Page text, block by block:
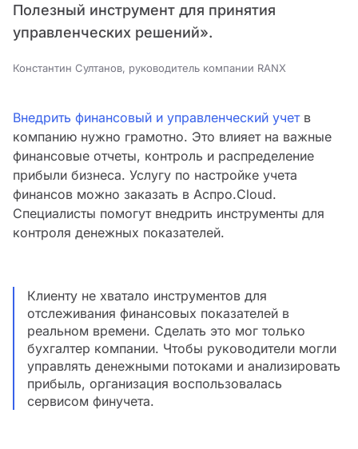
Полезный инструмент для принятия
управленческих решений».
Константин Султанов, руководитель компании RANX
Внедрить финансовый и управленческий учетв
компанию нужно грамотно. Это влияет на важные
финансовые отчеты, контроль и распределение
прибыли бизнеса. Услугу по настройке учета
финансов можно заказать в Аспро.Cloud.
Специалисты помогут внедрить инструменты для
контроля денежных показателей.
Клиенту не хватало инструментов для
отслеживания финансовых показателей в
реальном времени. Сделать это мог только
бухгалтер компании. Чтобы руководители могли
управлять денежными потоками и анализировать
прибыль, организация воспользовалась
сервисом финучета.